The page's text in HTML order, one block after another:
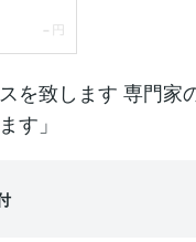
を致します 専門家
す」